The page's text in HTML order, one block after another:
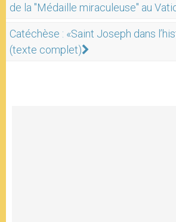
de la "Médaille miraculeuse" au
Catéchèse : «Saint Joseph dans
(texte complet)